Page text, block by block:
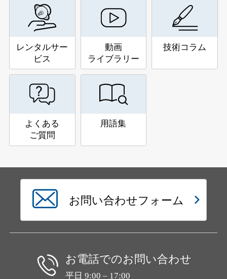
レンタルサー
ビス
動画
ライブラリー
技術コラム
よくある
ご質問
用語集
お問い合わせフォーム
お電話でのお問い合わせ
平日 9:00 – 17:00